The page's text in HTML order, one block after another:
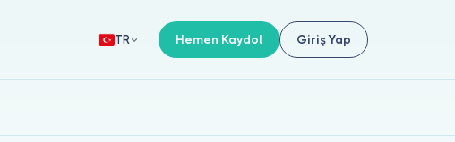
TR Hemen Kaydol Giriş Yap